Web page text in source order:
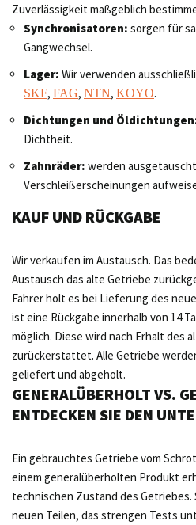
Zuverlässigkeit maßgeblich
Synchronisatoren: sorgen für
Gangwechsel.
Lager: Wir verwenden
SKF, FAG, NTN, KOYO.
Dichtungen und
Dichtheit.
Zahnräder: werden
Verschleißerscheinungen
KAUF UND RÜCKGABE
Wir verkaufen im Austausch. Das
Austausch das alte Getriebe
Fahrer holt es bei Lieferung des
ist eine Rückgabe innerhalb von 14
möglich. Diese wird nach Erhalt des
zurückerstattet. Alle Getriebe
geliefert und abgeholt.
GENERALÜBERHOLT VS.
ENTDECKEN SIE DEN
Ein gebrauchtes Getriebe vom
einem generalüberholten Produkt
technischen Zustand des
neuen Teilen, das strengen Tests